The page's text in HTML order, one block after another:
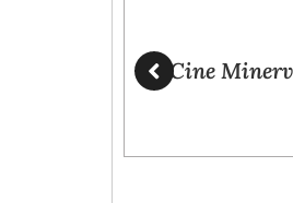
Cine Minerva